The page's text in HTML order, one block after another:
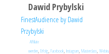
Dawid Prybylski
FinestAudience by Dawid
Przybylski
Affiliate
werden, Erfolg, Facebook, Instagram, Masterclass,